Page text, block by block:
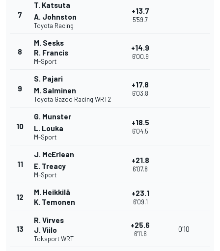
7
T. Katsuta
A. Johnston
Toyota Racing
+13.7
5'59.7
8
M. Sesks
R. Francis
M-Sport
+14.9
6'00.9
9
S. Pajari
M. Salminen
Toyota Gazoo Racing WRT2
+17.8
6'03.8
10
G. Munster
L. Louka
M-Sport
+18.5
6'04.5
11
J. McErlean
E. Treacy
M-Sport
+21.8
6'07.8
12
M. Heikkilä
K. Temonen
+23.1
6'09.1
13
R. Virves
J. Viilo
Toksport WRT
+25.6
6'11.6
0'10